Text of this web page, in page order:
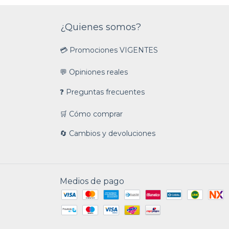
¿Quienes somos?
💳 Promociones VIGENTES
💬 Opiniones reales
❓ Preguntas frecuentes
🛒 Cómo comprar
🔄 Cambios y devoluciones
Medios de pago